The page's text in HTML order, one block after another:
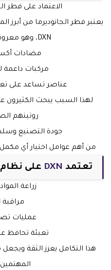
الاعتماد على فطر
يعتبر فطر الجانوديرما من
DXN، وهو معروف باحتوائه على
مضادات
مركبات داعمة
عناصر تساعد على
لهذا السبب يبحث الكثيرون
روتينهم
جودة التصنيع
من أهم عوامل اختيار أي
تعتمد DXN على
زراعة
مراقبة
عمليات
تعبئة تحافظ